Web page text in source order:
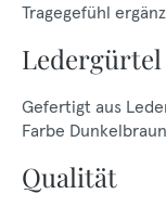
Tragegefühl
Gefertigt aus
Farbe
Qualität